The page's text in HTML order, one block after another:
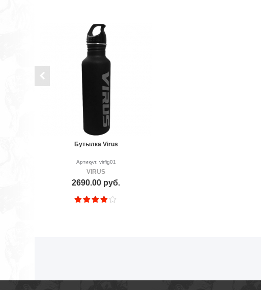
Бутылка Virus
Артикул: virfig01
VIRUS
2690.00 руб.